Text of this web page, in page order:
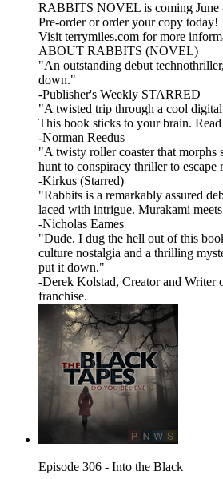
RABBITS NOVEL is coming June
Pre-order or order your copy today!
Visit terrymiles.com for more
ABOUT RABBITS (NOVEL)
"An outstanding debut
down."
-Publisher's Weekly STARRED
"A twisted trip through a cool
This book sticks to your brain.
-Norman Reedus
"A twisty roller coaster that morphs
hunt to conspiracy thriller to escape
-Kirkus (Starred)
"Rabbits is a remarkably assured
laced with intrigue. Murakami
-Nicholas Eames
"Dude, I dug the hell out of this
culture nostalgia and a thrilling
put it down."
-Derek Kolstad, Creator and Writer
franchise.
Episode 306 - Into the Black